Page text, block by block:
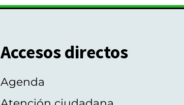
Accesos directos
Agenda